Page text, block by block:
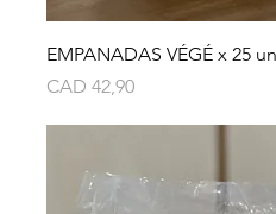
EMPANADAS VÉGÉ x 25
Precio
CAD 42,90